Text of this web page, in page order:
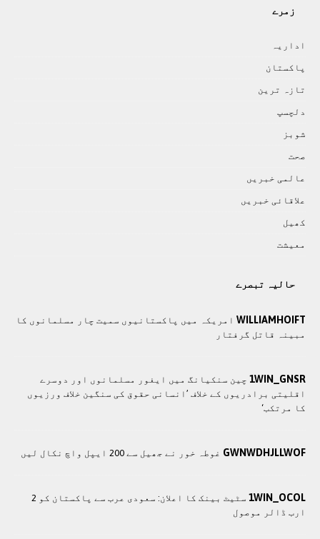
زمرے
اداريہ
پاکستان
تازہ ترين
دلچسپ
شوبز
صحت
عالمی خبريں
علاقائی خبريں
کھيل
معيشت
حالیہ تبصرے
WILLIAMHOIFT امریکہ میں پاکستانیوں سمیت چار مسلمانوں کا
مبینہ قاتل گرفتار
1WIN_GNSR چین سنکیانگ میں ایغور مسلمانوں اور دوسرے
اقلیتی برادريوں کے خلاف ’انسانی حقوق کی سنگین خلاف ورزیوں
کا مرتکب‘
GWNWDHJLLWOF غوطہ خور نے جھیل سے 200 ایپل واچ نکال لیں
1WIN_OCOL
سٹیٹ بینک کا اعلان: سعودی عرب سے پاکستان کو 2
ارب ڈالر موصول